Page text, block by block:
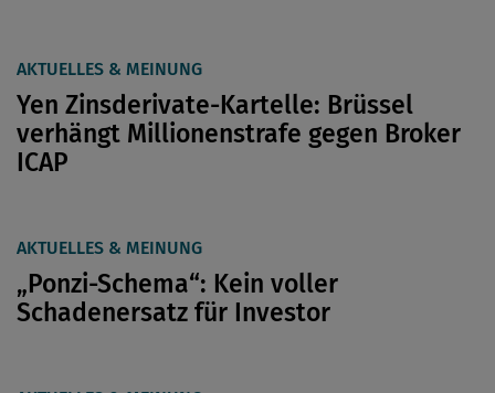
AKTUELLES & MEINUNG
Yen Zinsderivate-Kartelle: Brüssel
verhängt Millionenstrafe gegen Broker
ICAP
AKTUELLES & MEINUNG
„Ponzi-Schema“: Kein voller
Schadenersatz für Investor